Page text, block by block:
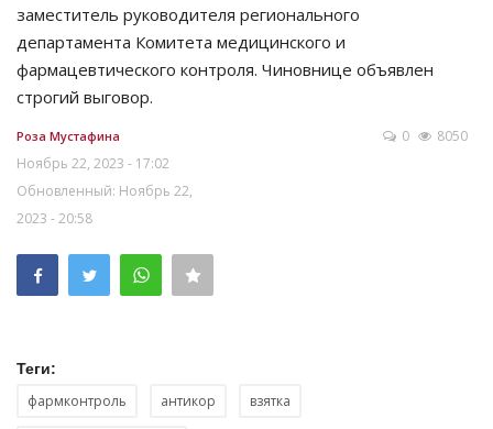
заместитель руководителя регионального
департамента Комитета медицинского и
фармацевтического контроля. Чиновнице объявлен
строгий выговор.
Роза Мустафина
Ноябрь 22, 2023 - 17:02
Обновленный: Ноябрь 22,
2023 - 20:58
0 8050
Теги:
фармконтроль антикор взятка